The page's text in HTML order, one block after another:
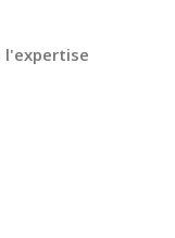
l'expertise